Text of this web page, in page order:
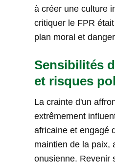
à créer une culture
critiquer le FPR
plan moral et
Sensibilités
et risques
La crainte d'un
extrêmement
africaine et engagé
maintien de la paix,
onusienne. Revenir